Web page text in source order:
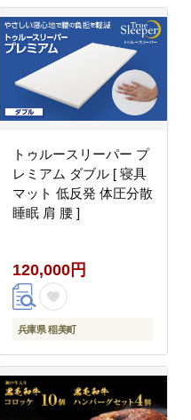
トゥルースリーパー プ
レミアム ダブル [ 寝具
マット 低反発 体圧分散
睡眠 肩 腰 ]
120,000円
兵庫県 稲美町